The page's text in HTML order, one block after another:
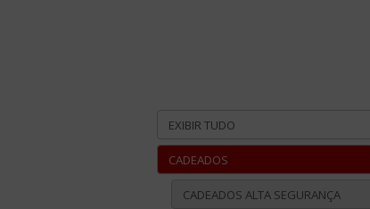
EXIBIR TUDO
CADEADOS
CADEADOS ALTA SEGURANÇA